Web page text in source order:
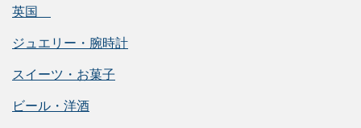
英国
ジュエリー・腕時計
スイーツ・お菓子
ビール・洋酒